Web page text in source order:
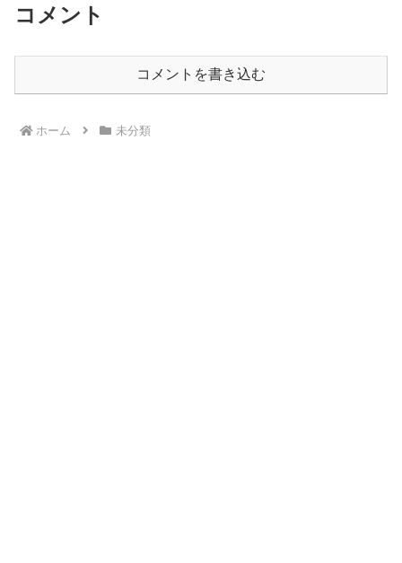
コメント
コメントを書き込む
ホーム 未分類